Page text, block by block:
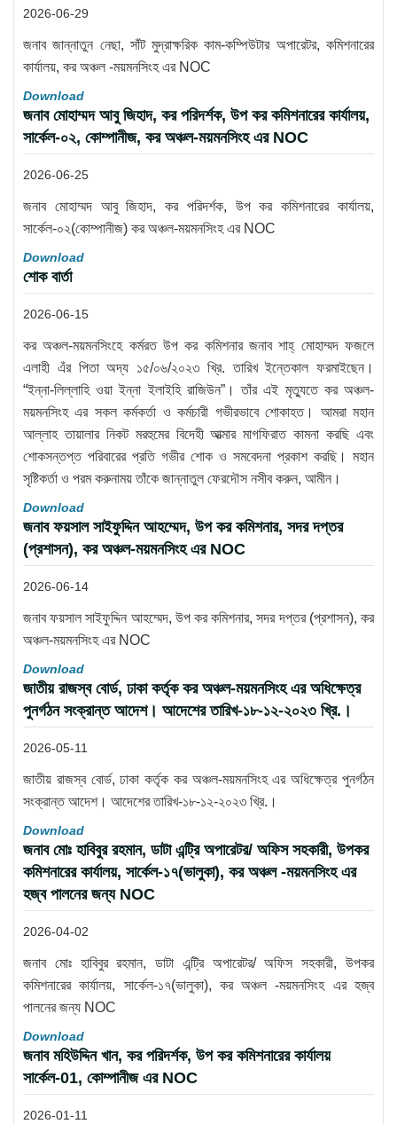
2026-06-29
জনাব জান্নাতুন নেছা, সাঁট মুদ্রাক্ষরিক কাম-কম্পিউটার অপারেটর, কমিশনারের
কার্যালয়, কর অঞ্চল -ময়মনসিংহ এর NOC
Download
জনাব মোহাম্মদ আবু জিহাদ, কর পরিদর্শক, উপ কর কমিশনারের কার্যালয়,
সার্কেল-০২, কোম্পানীজ, কর অঞ্চল-ময়মনসিংহ এর NOC
2026-06-25
জনাব মোহাম্মদ আবু জিহাদ, কর পরিদর্শক, উপ কর কমিশনারের কার্যালয়,
সার্কেল-০২(কোম্পানীজ) কর অঞ্চল-ময়মনসিংহ এর NOC
Download
শোক বার্তা
2026-06-15
কর অঞ্চল-ময়মনসিংহে কর্মরত উপ কর কমিশনার জনাব শাহ্ মোহাম্মদ ফজলে
এলাহী এঁর পিতা অদ্য ১৫/০৬/২০২৩ খ্রি. তারিখ ইন্তেকাল ফরমাইছেন।
“ইন্না-লিল্লাহি ওয়া ইন্না ইলাইহি রাজিউন”। তাঁর এই মৃত্যুতে কর অঞ্চল-
ময়মনসিংহ এর সকল কর্মকর্তা ও কর্মচারী গভীরভাবে শোকাহত। আমরা মহান
আল্লাহ তায়ালার নিকট মরহুমের বিদেহী আত্মার মাগফিরাত কামনা করছি এবং
শোকসন্তপ্ত পরিবারের প্রতি গভীর শোক ও সমবেদনা প্রকাশ করছি। মহান
সৃষ্টিকর্তা ও পরম করুনাময় তাঁকে জান্নাতুল ফেরদৌস নসীব করুন, আমীন।
Download
জনাব ফয়সাল সাইফুদ্দিন আহম্মেদ, উপ কর কমিশনার, সদর দপ্তর
(প্রশাসন), কর অঞ্চল-ময়মনসিংহ এর NOC
2026-06-14
জনাব ফয়সাল সাইফুদ্দিন আহম্মেদ, উপ কর কমিশনার, সদর দপ্তর (প্রশাসন), কর
অঞ্চল-ময়মনসিংহ এর NOC
Download
জাতীয় রাজস্ব বোর্ড, ঢাকা কর্তৃক কর অঞ্চল-ময়মনসিংহ এর অধিক্ষেত্র
পুনর্গঠন সংক্রান্ত আদেশ। আদেশের তারিখ-১৮-১২-২০২৩ খ্রি.।
2026-05-11
জাতীয় রাজস্ব বোর্ড, ঢাকা কর্তৃক কর অঞ্চল-ময়মনসিংহ এর অধিক্ষেত্র পুনর্গঠন
সংক্রান্ত আদেশ। আদেশের তারিখ-১৮-১২-২০২৩ খ্রি.।
Download
জনাব মোঃ হাবিবুর রহমান, ডাটা এন্ট্রি অপারেটর/ অফিস সহকারী, উপকর
কমিশনারের কার্যালয়, সার্কেল-১৭(ভালুকা), কর অঞ্চল -ময়মনসিংহ এর
হজ্ব পালনের জন্য NOC
2026-04-02
জনাব মোঃ হাবিবুর রহমান, ডাটা এন্ট্রি অপারেটর/ অফিস সহকারী, উপকর
কমিশনারের কার্যালয়, সার্কেল-১৭(ভালুকা), কর অঞ্চল -ময়মনসিংহ এর হজ্ব
পালনের জন্য NOC
Download
জনাব মহিউদ্দিন খান, কর পরিদর্শক, উপ কর কমিশনারের কার্যালয়
সার্কেল-01, কোম্পানীজ এর NOC
2026-01-11